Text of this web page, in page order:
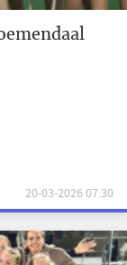
20-03-2026 07:30